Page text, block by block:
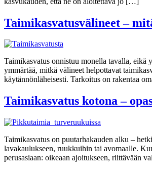
Taimikasvatusvälineet –
Taimikasvatus onnistuu monella tavalla, eikä
ymmärtää, mitkä välineet helpottavat
käytännönläheisesti. Tarkoitus on rakentaa
Taimikasvatus kotona –
Taimikasvatus on puutarhakauden alku –
lavakaulukseen, ruukkuihin tai avomaalle.
perusasiaan: oikeaan ajoitukseen, riittävään